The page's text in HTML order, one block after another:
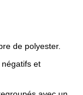
de polyester.
et